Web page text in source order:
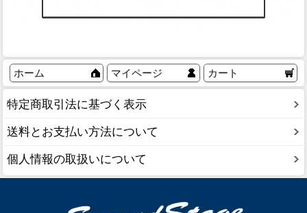
ホーム マイページ カート
特定商取引法に基づく表示
送料とお支払い方法について
個人情報の取扱いについて